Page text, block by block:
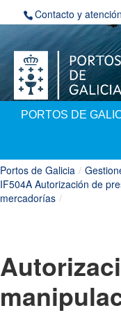
Saltar al contenido
Contacto y
PORTOS DE
Portos de Galicia /
IF504A Autorización de
mercadorías /